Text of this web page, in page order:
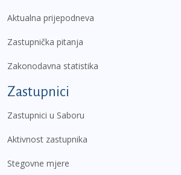
Aktualna prijepodneva
Zastupnička pitanja
Zakonodavna statistika
Zastupnici
Zastupnici u Saboru
Aktivnost zastupnika
Stegovne mjere